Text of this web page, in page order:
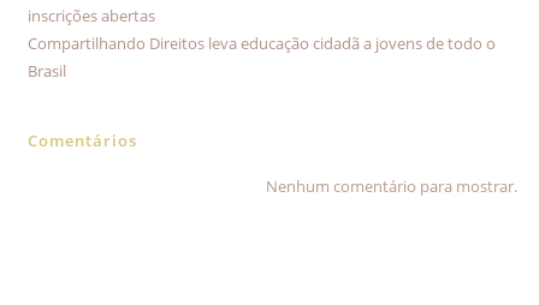
inscrições abertas
Compartilhando Direitos leva educação cidadã a jovens de todo o
Brasil
Comentários
Nenhum comentário para mostrar.